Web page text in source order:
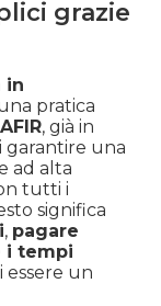
grazie
in
pratica
AFIR, già in
garantire una
ad alta
tutti i
significa
, pagare
i tempi
essere un